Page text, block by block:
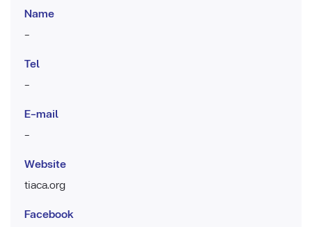
Name
-
Tel
-
E-mail
-
Website
tiaca.org
Facebook